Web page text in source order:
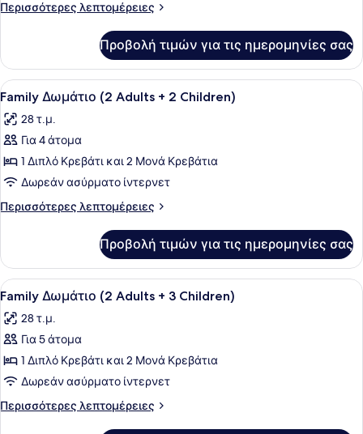
(2
+
Child)
Περισσότερες λεπτομέρειες
Περισσότερες
Δωμάτιο
(2
Adults
Child)
Προβολή τιμών για τις ημερομηνίες σας
Προβολή
όλων
των
φωτογραφιών
για
Family
Δωμάτιο
(2
+
2
Children)
Ένα σύγχρονο δωμάτιο
5
Family Δωμάτιο (2 Adults + 2 Children)
28 τ.μ.
Για 4 άτομα
1 Διπλό Κρεβάτι και 2 Μονά Κρεβάτια
Δωρεάν ασύρματο ίντερνετ
Περισσότερες λεπτομέρειες
Περισσότερες
Δωμάτιο
(2
Adults
2
Children)
Προβολή τιμών για τις ημερομηνίες σας
Προβολή
όλων
των
φωτογραφιών
για
Family
Δωμάτιο
(2
Ένα σύγχρονο δωμάτιο
5
Family Δωμάτιο (2 Adults + 3 Children)
28 τ.μ.
Για 5 άτομα
1 Διπλό Κρεβάτι και 2 Μονά Κρεβάτια
Δωρεάν ασύρματο ίντερνετ
Περισσότερες λεπτομέρειες
Περισσότερες